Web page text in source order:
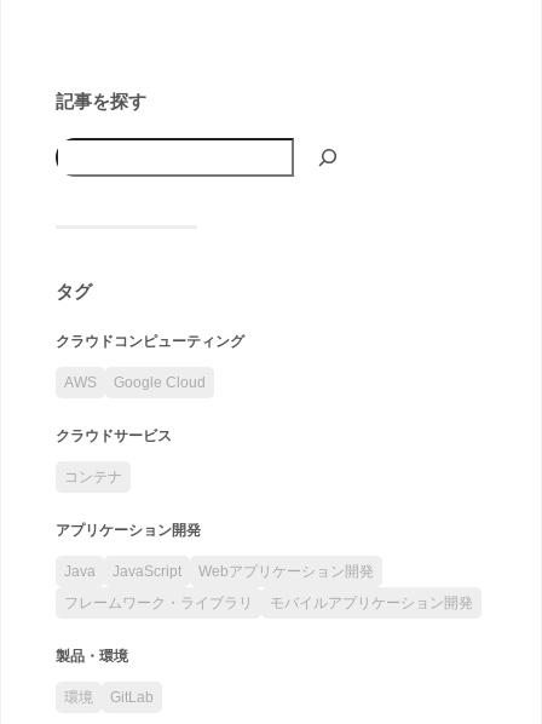
記事を探す
タグ
クラウドコンピューティング
AWS Google Cloud
クラウドサービス
コンテナ
アプリケーション開発
Java JavaScript
Webアプリケーション開発
フレームワーク・ライブラリ
モバイルアプリケーション開発
製品・環境
環境 GitLab